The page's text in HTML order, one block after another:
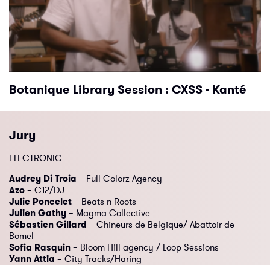
Botanique Library Session : CXSS - Kanté
Jury
ELECTRONIC
Audrey Di Troia – Full Colorz Agency
Azo – C12/DJ
Julie Poncelet – Beats n Roots
Julien Gathy – Magma Collective
Sébastien Gillard – Chineurs de Belgique/ Abattoir de
Bomel
Sofia Rasquin – Bloom Hill agency / Loop Sessions
Yann Attia – City Tracks/Haring